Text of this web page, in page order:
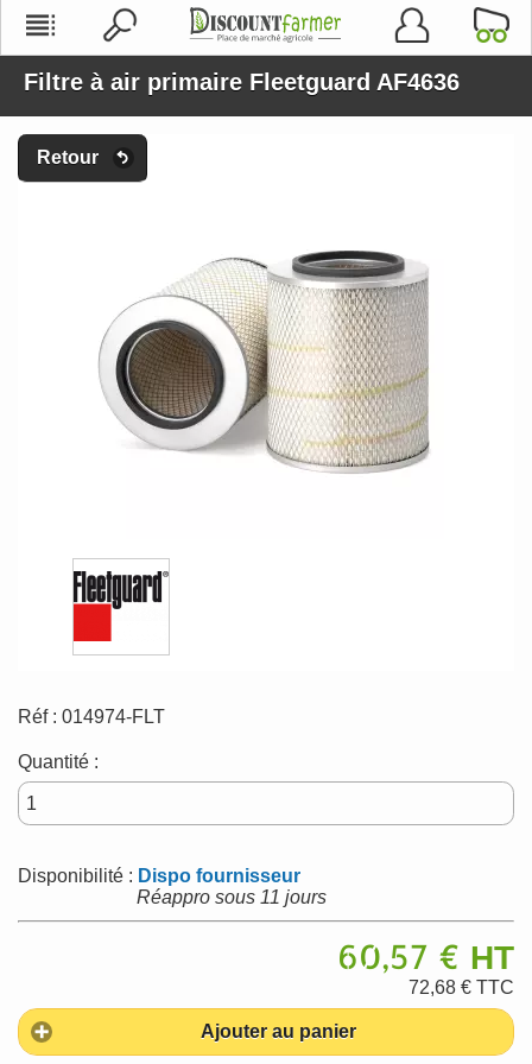
Filtre à air primaire Fleetguard AF4636
Retour
Réf : 014974-FLT
Quantité :
Disponibilité : Dispo fournisseur
Réappro sous 11 jours
60,57 € HT
72,68 € TTC
Ajouter au panier